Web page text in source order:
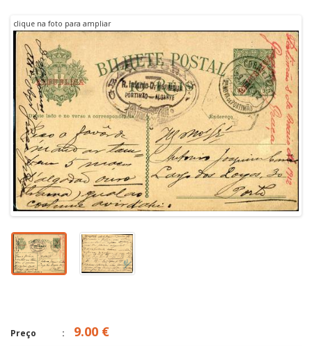
clique na foto para ampliar
Preço 9.00 €